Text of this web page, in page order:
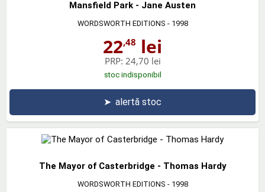
Mansfield Park - Jane Austen
WORDSWORTH EDITIONS - 1998
22,48 lei
PRP: 24,70 lei
stoc indisponibil
➤ alertă stoc
The Mayor of Casterbridge - Thomas Hardy
WORDSWORTH EDITIONS - 1998